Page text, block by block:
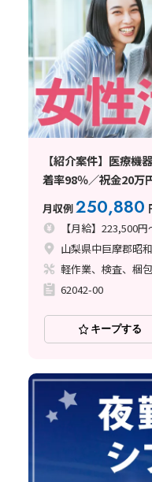
【紹介案件】医療機
着率98％／祝金20万
月収例250,880
【月給】223,500円
山梨県中巨摩郡昭
軽作業、検査、梱
62042-00
キープする